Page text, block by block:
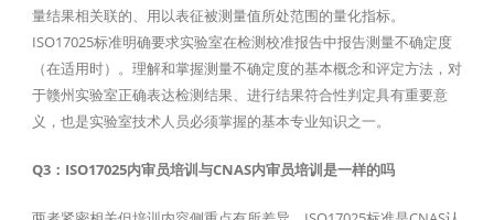
量结果相关联的、用以表征被测量值所处范围的量化指标。
ISO17025标准明确要求实验室在检测校准报告中报告测量不确定度
（在适用时）。理解和掌握测量不确定度的基本概念和评定方法，对
于赣州实验室正确表达检测结果、进行结果符合性判定具有重要意
义，也是实验室技术人员必须掌握的基本专业知识之一。
Q3：ISO17025内审员培训与CNAS内审员培训是一样的吗